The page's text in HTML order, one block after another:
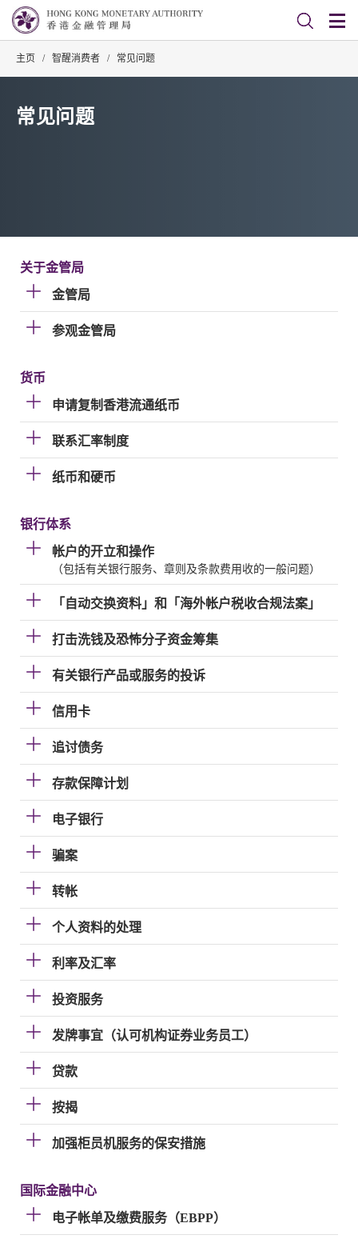
主页 / 智醒消费者 / 常见问题
常见问题
关于金管局
金管局
参观金管局
货币
申请复制香港流通纸币
联系汇率制度
纸币和硬币
银行体系
帐户的开立和操作
（包括有关银行服务、章则及条款费用收的一般问题）
「自动交换资料」和「海外帐户税收合规法案」
打击洗钱及恐怖分子资金筹集
有关银行产品或服务的投诉
信用卡
追讨债务
存款保障计划
电子银行
骗案
转帐
个人资料的处理
利率及汇率
投资服务
发牌事宜（认可机构证券业务员工）
贷款
按揭
加强柜员机服务的保安措施
国际金融中心
电子帐单及缴费服务（EBPP）